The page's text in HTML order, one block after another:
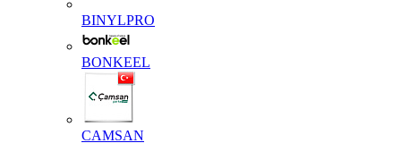
BINYLPRO
BONKEEL
CAMSAN